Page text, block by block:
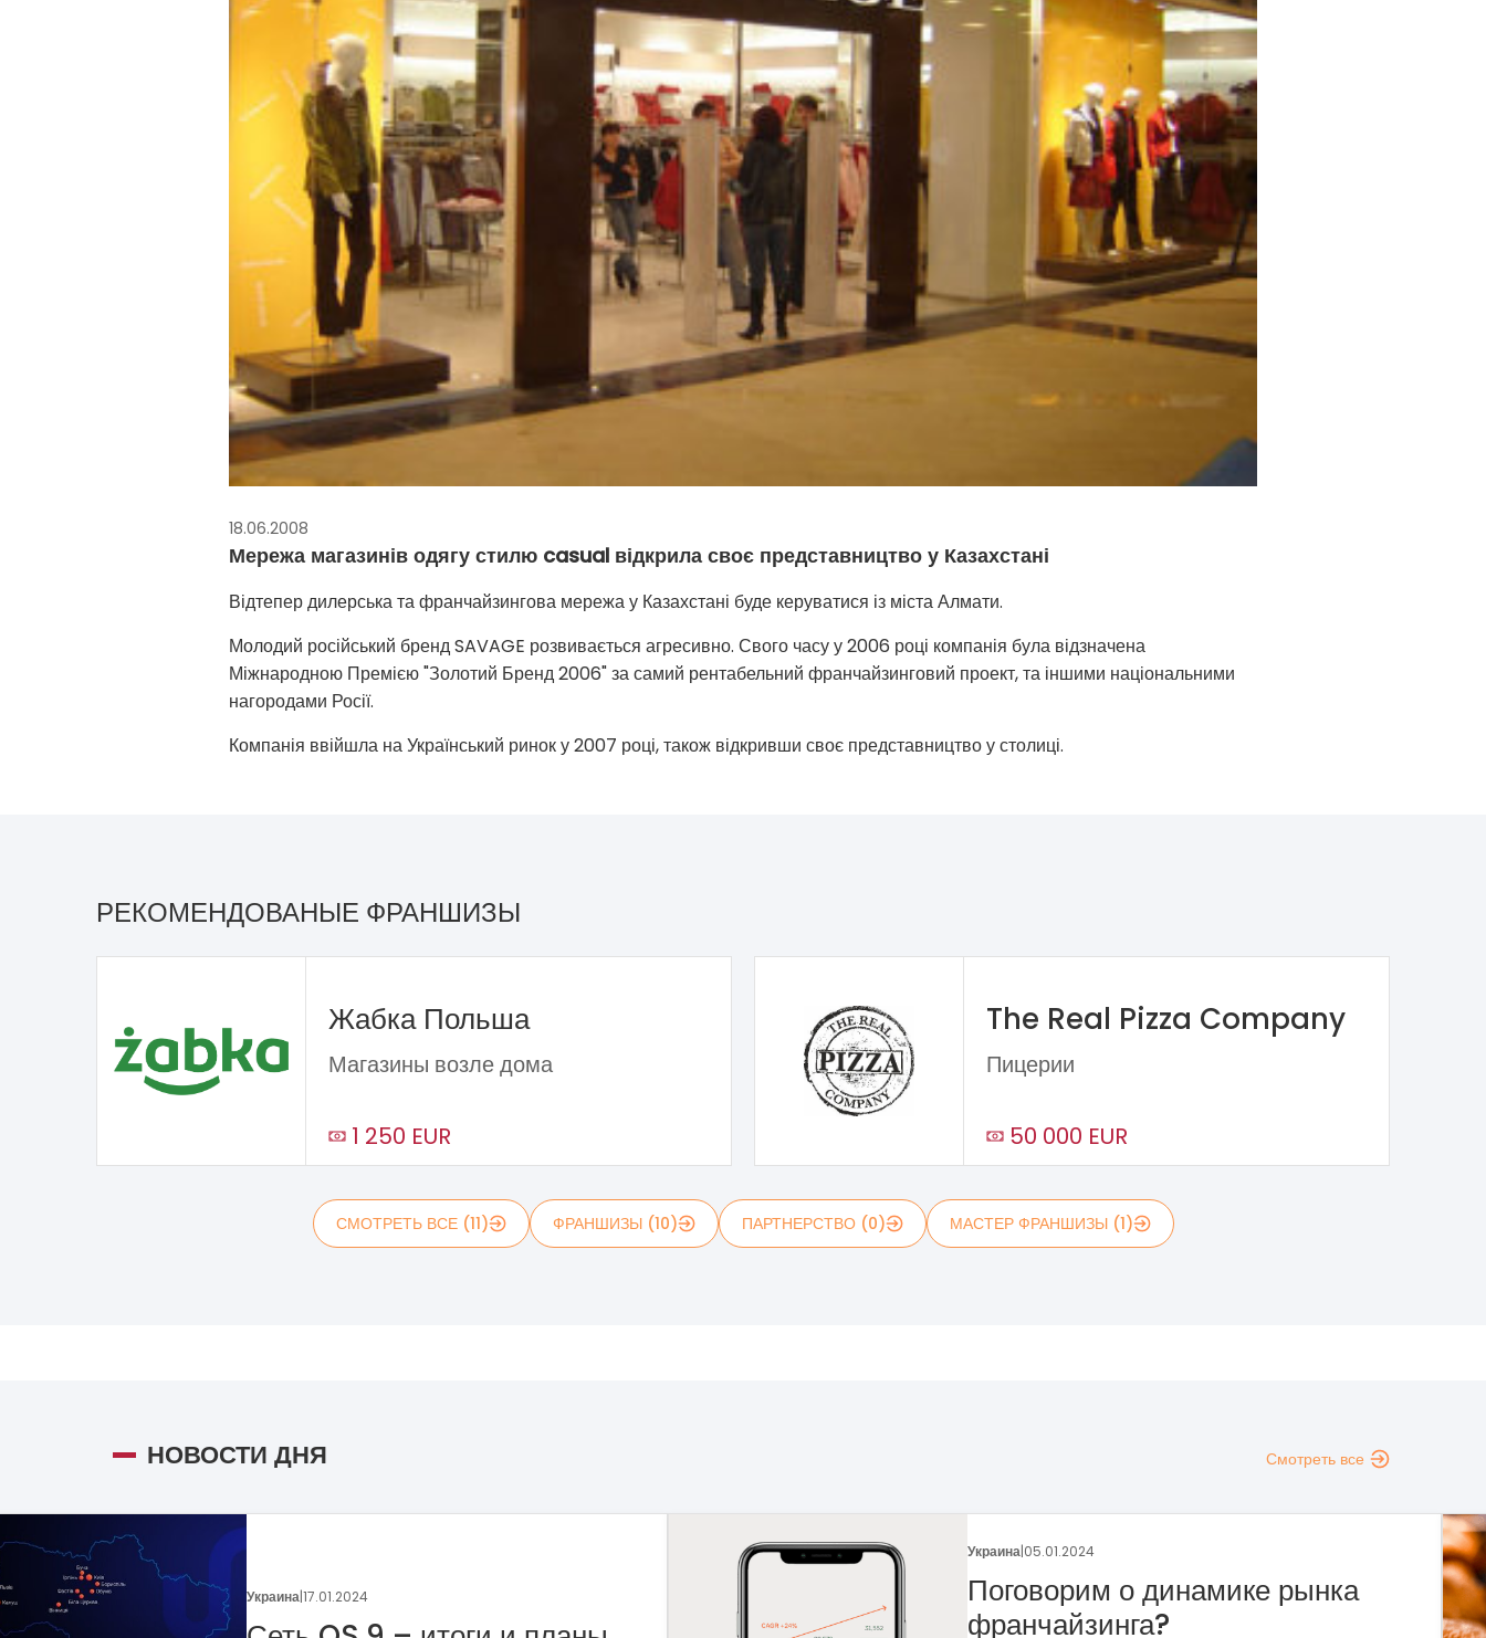
18.06.2008
Мережа магазинів одягу стилю casual відкрила своє представництво у Казахстані
Відтепер дилерська та франчайзингова мережа у Казахстані буде керуватися із міста Алмати.
Молодий російський бренд SAVAGE розвивається агресивно. Свого часу у 2006 році компанія була відзначена
Міжнародною Премією "Золотий Бренд 2006" за самий рентабельний франчайзинговий проект, та іншими національними
нагородами Росії.
Компанія ввійшла на Український ринок у 2007 році, також відкривши своє представництво у столиці.
РЕКОМЕНДОВАНЫЕ ФРАНШИЗЫ
Жабка Польша
Магазины возле дома
1 250 EUR
The Real Pizza Company
Пицерии
50 000 EUR
СМОТРЕТЬ ВСЕ (11) ФРАНШИЗЫ (10) ПАРТНЕРСТВО (0) МАСТЕР ФРАНШИЗЫ (1)
НОВОСТИ ДНЯ Смотреть все
Украина
Поговорим о динамике рынка
франчайзинга?
Украина|29.12.2023
Франшиза пекарни «Сито»